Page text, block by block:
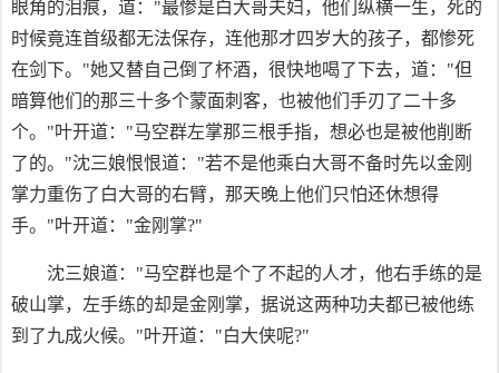
眼角的泪痕，道："最惨是白大哥夫妇，他们纵横一生，死的
时候竟连首级都无法保存，连他那才四岁大的孩子，都惨死
在剑下。"她又替自己倒了杯酒，很快地喝了下去，道："但
暗算他们的那三十多个蒙面刺客，也被他们手刃了二十多
个。"叶开道："马空群左掌那三根手指，想必也是被他削断
了的。"沈三娘恨恨道："若不是他乘白大哥不备时先以金刚
掌力重伤了白大哥的右臂，那天晚上他们只怕还休想得
手。"叶开道："金刚掌?"
沈三娘道："马空群也是个了不起的人才，他右手练的是
破山掌，左手练的却是金刚掌，据说这两种功夫都已被他练
到了九成火候。"叶开道："白大侠呢?"